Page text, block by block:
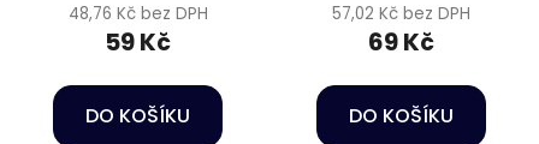
48,76 Kč bez DPH
59 Kč
DO KOŠÍKU
57,02 Kč bez DPH
69 Kč
DO KOŠÍKU